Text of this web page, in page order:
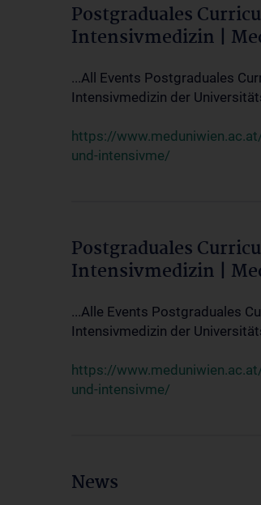
Postgraduales
Intensivmedizin |
...All Events Postgraduales
Intensivmedizin der
https://
und-intensivme/
Postgraduales
Intensivmedizin |
...Alle Events Postgraduales
Intensivmedizin der
https://
und-intensivme/
News